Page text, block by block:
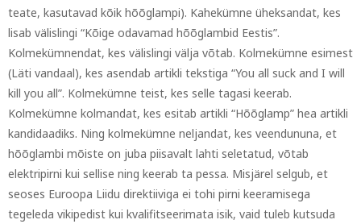
teate, kasutavad kõik hõõglampi). Kahekümne üheksandat, kes
lisab välislingi “Kõige odavamad hõõglambid Eestis”.
Kolmekümnendat, kes välislingi välja võtab. Kolmekümne esimest
(Läti vandaal), kes asendab artikli tekstiga “You all suck and I will
kill you all”. Kolmekümne teist, kes selle tagasi keerab.
Kolmekümne kolmandat, kes esitab artikli “Hõõglamp” hea artikli
kandidaadiks. Ning kolmekümne neljandat, kes veendununa, et
hõõglambi mõiste on juba piisavalt lahti seletatud, võtab
elektripirni kui sellise ning keerab ta pessa. Misjärel selgub, et
seoses Euroopa Liidu direktiiviga ei tohi pirni keeramisega
tegeleda vikipedist kui kvalifitseerimata isik, vaid tuleb kutsuda